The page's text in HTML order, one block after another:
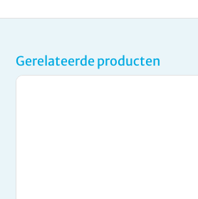
Gerelateerde producten